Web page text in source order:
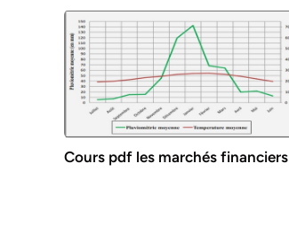
Cours pdf les marchés financiers